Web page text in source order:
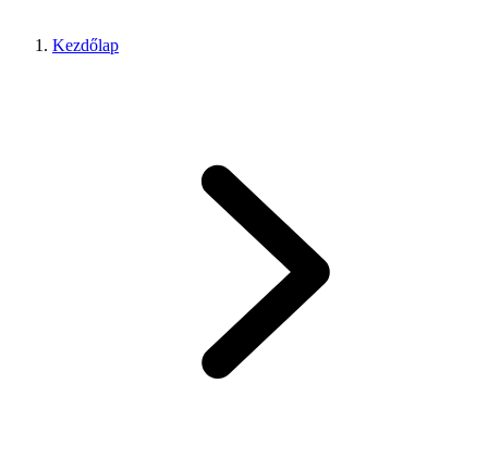
Kezdőlap